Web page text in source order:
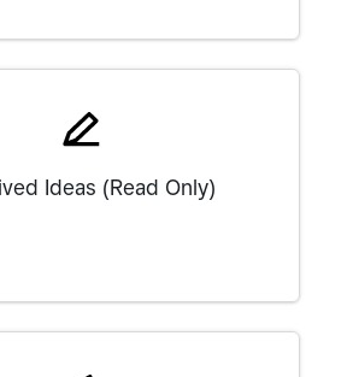
Ideas (Read Only)